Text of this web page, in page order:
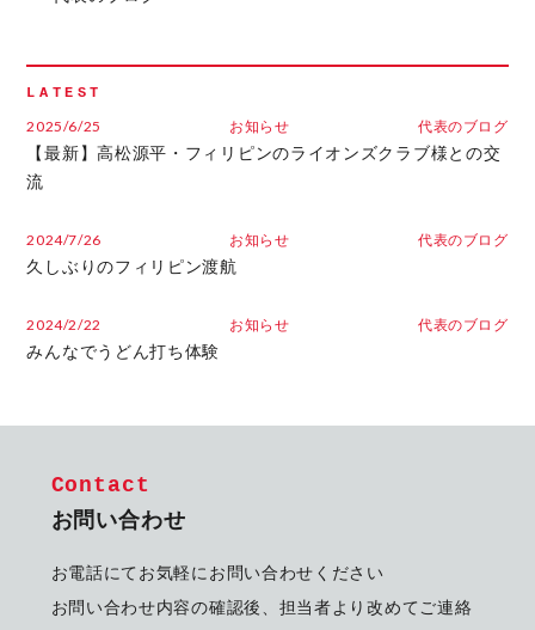
LATEST
2025/6/25 お知らせ 代表のブログ
【最新】高松源平・フィリピンのライオンズクラブ様との交
流
2024/7/26 お知らせ 代表のブログ
久しぶりのフィリピン渡航
2024/2/22 お知らせ 代表のブログ
みんなでうどん打ち体験
Contact
お問い合わせ
お電話にてお気軽にお問い合わせください
お問い合わせ内容の確認後、担当者より改めてご連絡